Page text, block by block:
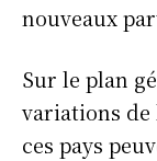
nouveaux
Sur le plan
variations
ces pays